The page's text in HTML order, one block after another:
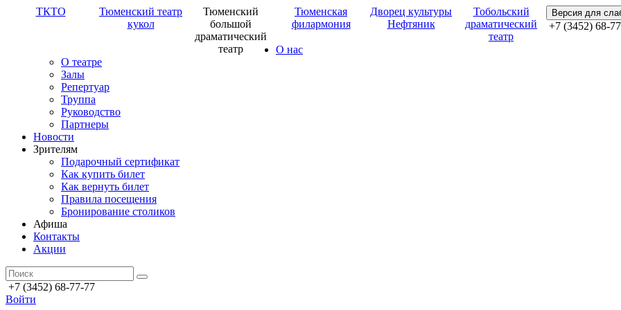
ТКТО
Тюменский театр
кукол
Тюменский
большой
драматический
театр
Тюменская
филармония
Дворец культуры
Нефтяник
Тобольский
драматический
театр
Версия для
+7 (3452) 68-
О нас
О театре
Залы
Репертуар
Труппа
Руководство
Партнеры
Новости
Зрителям
Подарочный сертификат
Как купить билет
Как вернуть билет
Правила посещения
Бронирование столиков
Афиша
Контакты
Акции
+7 (3452) 68-77-77
Войти